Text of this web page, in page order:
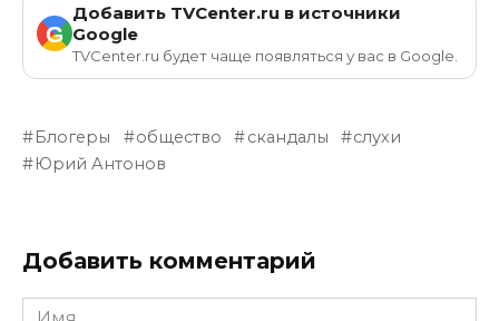
G
Добавить TVCenter.ru в источники
Google
TVCenter.ru будет чаще появляться у вас в Google.
Блогеры общество скандалы
слухи
Юрий Антонов
Добавить комментарий
Имя